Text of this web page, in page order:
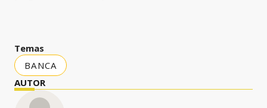
Temas
BANCA
AUTOR